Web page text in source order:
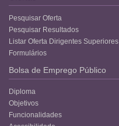
Pesquisar Oferta
Pesquisar Resultados
Listar Oferta Dirigentes Superiores
Formulários
Bolsa de Emprego Público
Diploma
Objetivos
Funcionalidades